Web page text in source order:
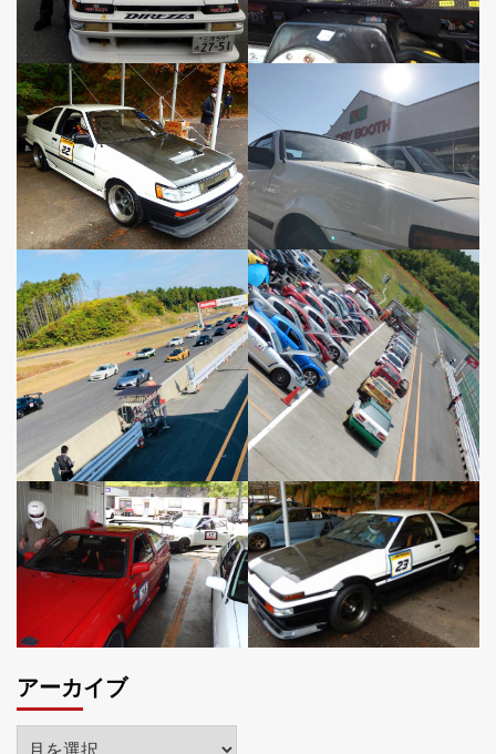
アーカイブ
ア